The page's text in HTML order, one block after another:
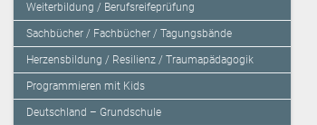
Weiterbildung / Berufsreifeprüfung
Sachbücher / Fachbücher / Tagungsbände
Herzensbildung / Resilienz / Traumapädagogik
Programmieren mit Kids
Deutschland – Grundschule